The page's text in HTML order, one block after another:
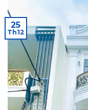
25
Th12